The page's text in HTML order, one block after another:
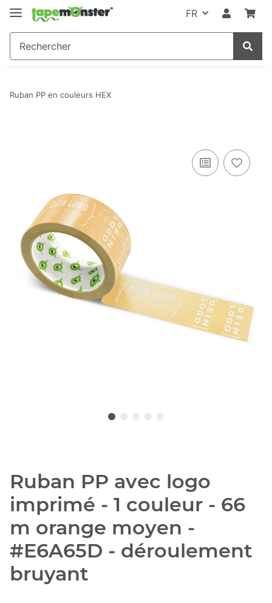
FR
Ruban PP en couleurs HEX
Ruban PP avec logo
imprimé - 1 couleur - 66
m orange moyen -
#E6A65D - déroulement
bruyant